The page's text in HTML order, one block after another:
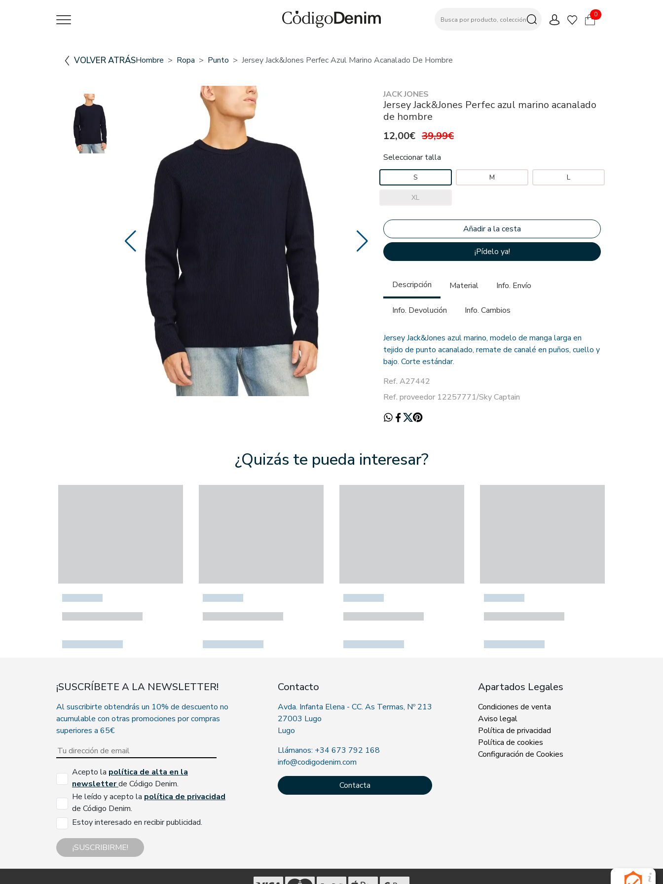
0
VOLVER ATRÁSHombre Ropa Punto Jersey Jack&Jones Perfec Azul Marino Acanalado De Hombre
JACK JONES
Jersey Jack&Jones Perfec azul marino acanalado
de hombre
12,00€ 39,99€
Seleccionar talla
S M L
XL
¡Pídelo ya!
Descripción Material Info. Envío
Info. Devolución Info. Cambios
Jersey Jack&Jones azul marino, modelo de manga larga en
tejido de punto acanalado, remate de canalé en puños, cuello y
bajo. Corte estándar.
Ref. A27442
Ref. proveedor 12257771/Sky Captain
¿Quizás te pueda interesar?
¡SUSCRÍBETE A LA NEWSLETTER!
Al suscribirte obtendrás un 10% de descuento no
acumulable con otras promociones por compras
superiores a 65€
Acepto la política de alta en la
newsletterde Código Denim.
He leído y acepto la política de privacidad
de Código Denim.
Estoy interesado en recibir publicidad.
¡SUSCRIBIRME!
Contacto
Avda. Infanta Elena - CC. As Termas, Nº 213
27003 Lugo
Lugo
Llámanos: +34 673 792 168
info@codigodenim.com
Contacta
Apartados Legales
Condiciones de venta
Aviso legal
Política de privacidad
Política de cookies
Configuración de Cookies